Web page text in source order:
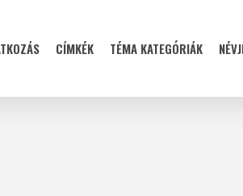
CÍMKÉK TÉMA KATEGÓRIÁK